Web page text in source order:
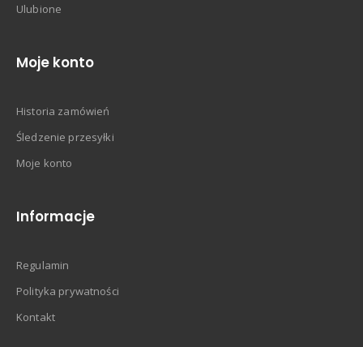
Ulubione
Moje konto
Historia zamówień
Śledzenie przesyłki
Moje konto
Informacje
Regulamin
Polityka prywatności
Kontakt